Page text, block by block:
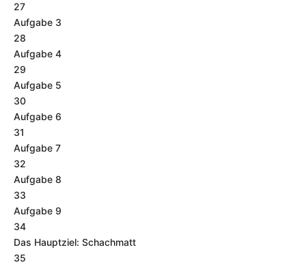
27
Aufgabe 3
28
Aufgabe 4
29
Aufgabe 5
30
Aufgabe 6
31
Aufgabe 7
32
Aufgabe 8
33
Aufgabe 9
34
Das Hauptziel: Schachmatt
35